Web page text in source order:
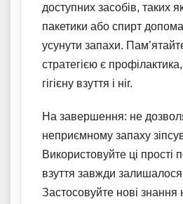
доступних засобів, таких
пакетики або спирт
усунути запахи.
стратегією є
гігієну взуття і ніг.
На завершення: не
неприємному запаху
Використовуйте ці
взуття завжди
Застосовуйте нові знання